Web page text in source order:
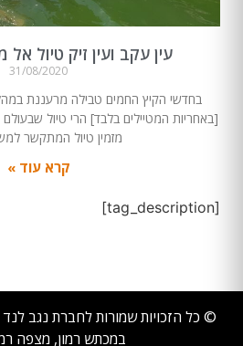
עין עקב ועין זיק טיול אל
31/08/2020
בחדשי הקיץ החמים טבילה מרעננת
[באחריות המטיילים בלבד] הרי טיול
מזמין טיול המתקשר
קרא עוד »
[tag_description]
© כל הזכויות שמורות לחברת נגב
במכתש רמון, מצפה